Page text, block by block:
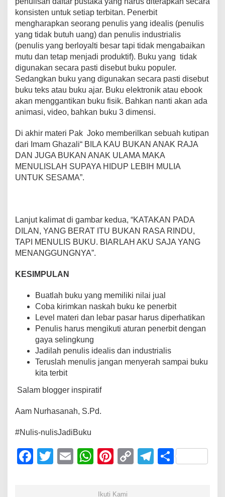
konsisten untuk setiap terbitan. Penerbit
mengharapkan seorang penulis yang idealis (penulis
yang tidak butuh uang) dan penulis industrialis
(penulis yang berloyalti besar tapi tidak mengabaikan
mutu dan tetap menjadi produktif). Buku yang tidak
digunakan secara pasti disebut buku populer.
Sedangkan buku yang digunakan secara pasti disebut
buku teks atau buku ajar. Buku elektronik atau ebook
akan menggantikan buku fisik. Bahkan nanti akan ada
animasi, video, bahkan buku 3 dimensi.
Di akhir materi Pak Joko memberilkan sebuah kutipan
dari Imam Ghazali“ BILA KAU BUKAN ANAK RAJA
DAN JUGA BUKAN ANAK ULAMA MAKA
MENULISLAH SUPAYA HIDUP LEBIH MULIA
UNTUK SESAMA”.
Lanjut kalimat di gambar kedua, “KATAKAN PADA
DILAN, YANG BERAT ITU BUKAN RASA RINDU,
TAPI MENULIS BUKU. BIARLAH AKU SAJA YANG
MENANGGUNGNYA”.
KESIMPULAN
Buatlah buku yang memiliki nilai jual
Coba kirimkan naskah buku ke penerbit
Level materi dan lebar pasar harus diperhatikan
Penulis harus mengikuti aturan penerbit dengan
gaya selingkung
Jadilah penulis idealis dan industrialis
Teruslah menulis jangan menyerah sampai buku
kita terbit
Salam blogger inspiratif
Aam Nurhasanah, S.Pd.
#Nulis-nulisJadiBuku
F
T
E
W
at
Pi
er
C
T
S
Ikuti Kami